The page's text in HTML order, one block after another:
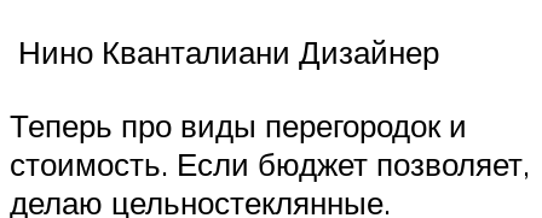
Нино Кванталиани Дизайнер
Теперь про виды перегородок и
стоимость. Если бюджет позволяет,
делаю цельностеклянные.